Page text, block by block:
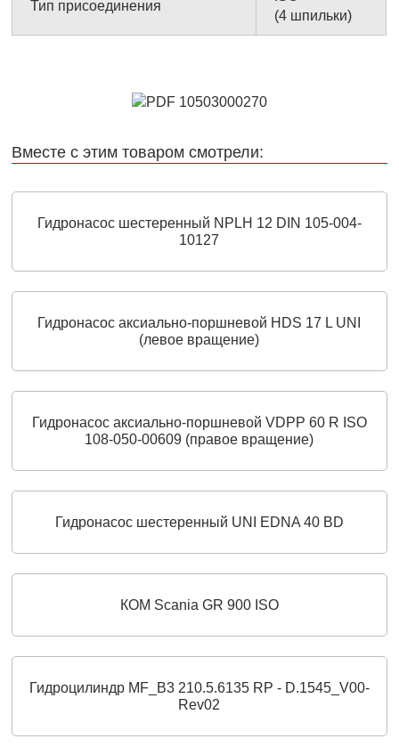
Тип присоединения
(4 шпильки)
Вместе с этим товаром смотрели:
Гидронасос шестеренный NPLH 12 DIN 105-004-
10127
Гидронасос аксиально-поршневой HDS 17 L UNI
(левое вращение)
Гидронасос аксиально-поршневой VDPP 60 R ISO
108-050-00609 (правое вращение)
Гидронасос шестеренный UNI EDNA 40 BD
КОМ Scania GR 900 ISO
Гидроцилиндр MF_B3 210.5.6135 RP - D.1545_V00-
Rev02